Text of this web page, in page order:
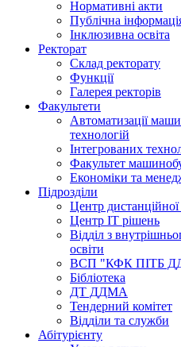
Нормативні акти
Публічна
Інклюзивна освіта
Ректорат
Склад ректорату
Функції
Галерея ректорів
Факультети
Автоматизації
технологій
Інтегрованих
Факультет
Економіки та
Підрозділи
Центр дистанційної
Центр ІТ рішень
Відділ з
освіти
ВСП "КФК ПІТБ
Бібліотека
ДТ ДДМА
Тендерний комітет
Відділи та служби
Абітурієнту